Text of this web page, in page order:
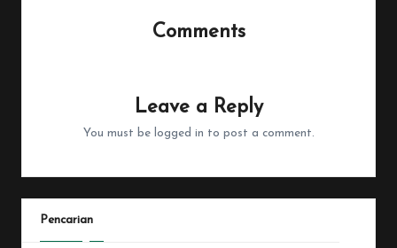
Comments
Leave a Reply
You must be logged in to post a comment.
Pencarian